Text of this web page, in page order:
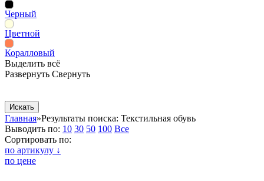
Черный
Цветной
Коралловый
Выделить всё
Развернуть Свернуть
Главная»Результаты поиска: Текстильная обувь
Выводить по: 10 30 50 100 Все
Сортировать по:
по артикулу ↓
по цене